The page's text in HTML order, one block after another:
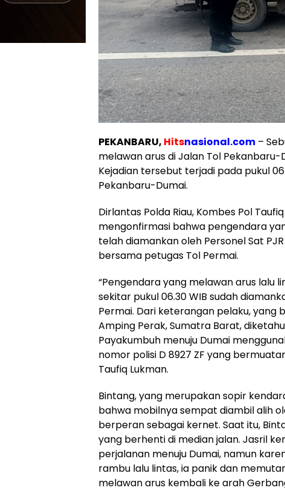
PEKANBARU, Hitsnasional.com –
melawan arus di Jalan Tol Pekanbaru-
Kejadian tersebut terjadi pada pukul
Pekanbaru-Dumai.
Dirlantas Polda Riau, Kombes Pol
mengonfirmasi bahwa pengendara
telah diamankan oleh Personel Sat
bersama petugas Tol Permai.
“Pengendara yang melawan arus lalu
sekitar pukul 06.30 WIB sudah
Permai. Dari keterangan pelaku, yang
Amping Perak, Sumatra Barat,
Payakumbuh menuju Dumai
nomor polisi D 8927 ZF yang
Taufiq Lukman.
Bintang, yang merupakan sopir
bahwa mobilnya sempat diambil alih
berperan sebagai kernet. Saat itu,
yang berhenti di median jalan. Jasril
perjalanan menuju Dumai, namun
rambu lalu lintas, ia panik dan
melawan arus kembali ke arah